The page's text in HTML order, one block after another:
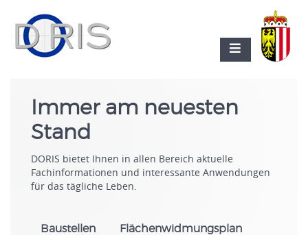
Immer am neuesten
Stand
DORIS bietet Ihnen in allen Bereich aktuelle
Fachinformationen und interessante Anwendungen
für das tägliche Leben.
Baustellen Flächenwidmungsplan